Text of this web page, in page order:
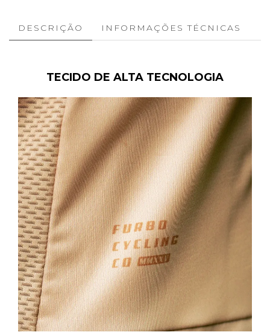
DESCRIÇÃO INFORMAÇÕES TÉCNICAS
TECIDO DE ALTA TECNOLOGIA